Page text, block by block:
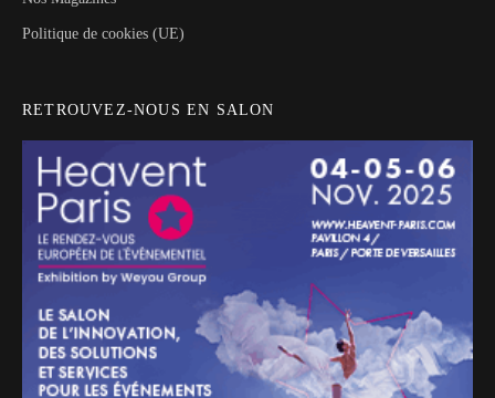
Politique de cookies (UE)
RETROUVEZ-NOUS EN SALON